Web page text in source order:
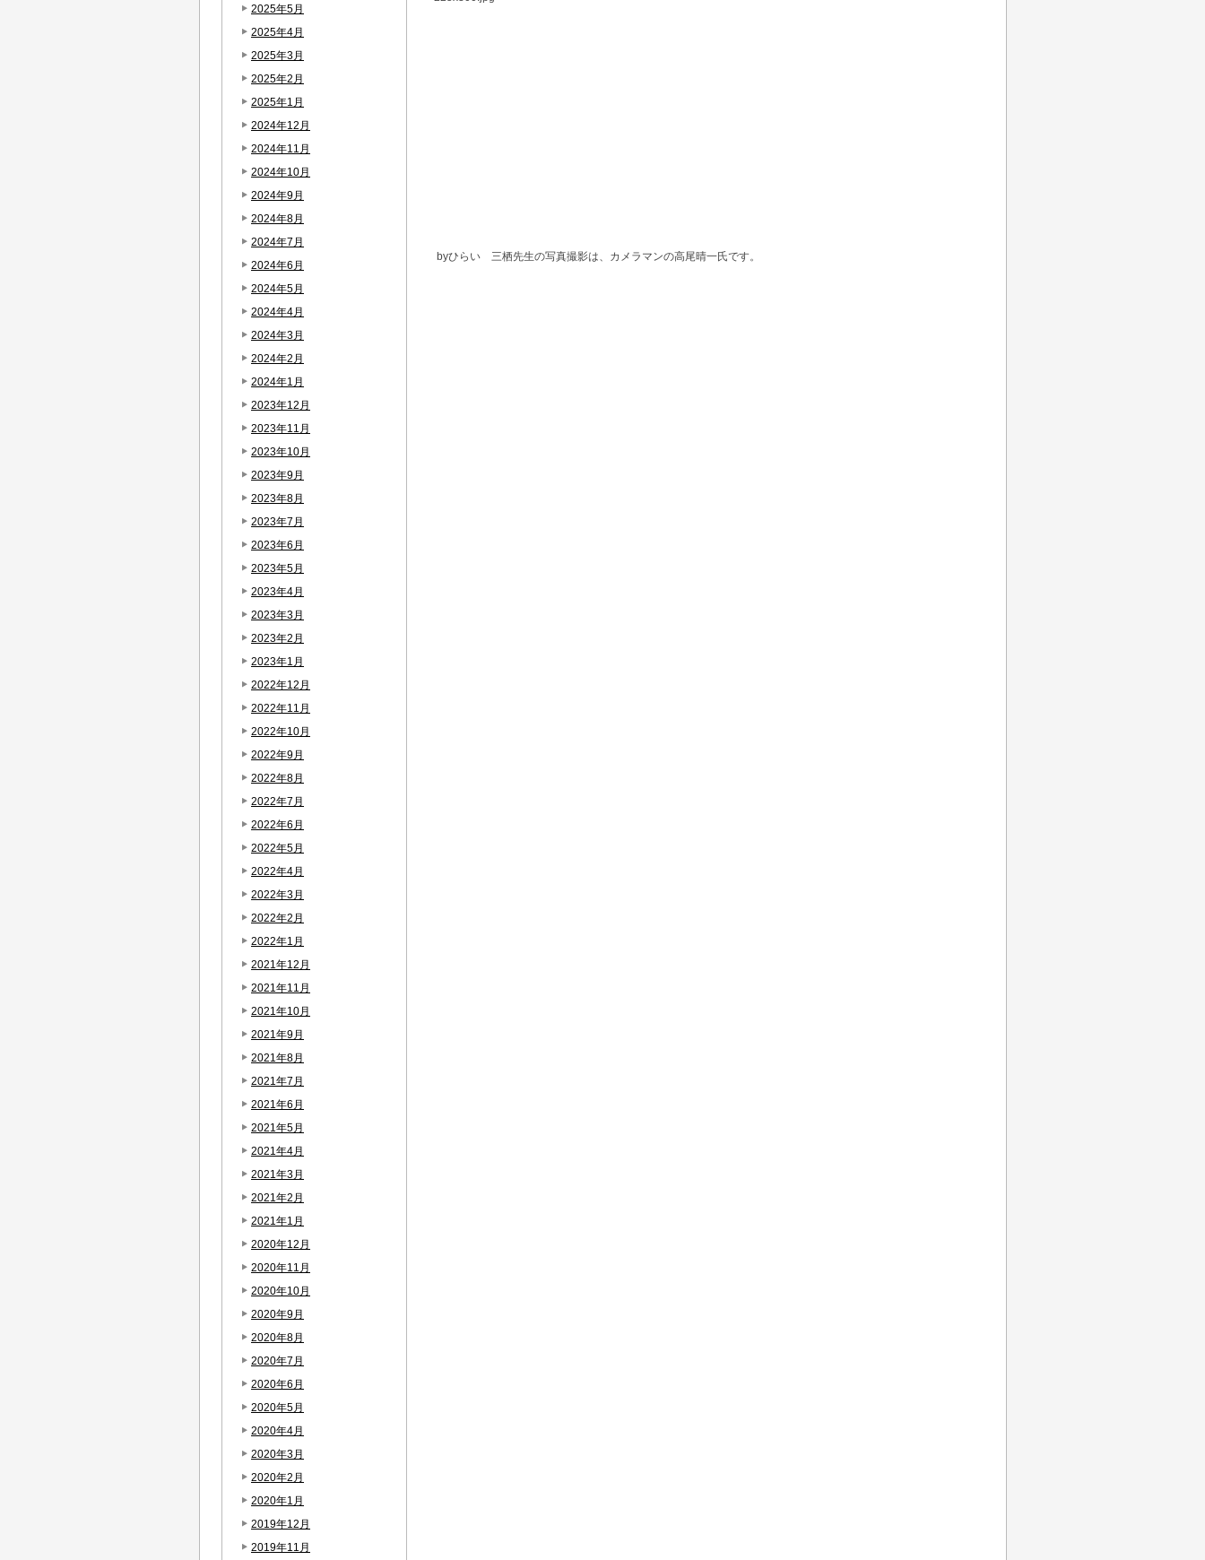
2025年5月
2025年4月
2025年3月
2025年2月
2025年1月
2024年12月
2024年11月
2024年10月
2024年9月
2024年8月
2024年7月
2024年6月
2024年5月
2024年4月
2024年3月
2024年2月
2024年1月
2023年12月
2023年11月
2023年10月
2023年9月
2023年8月
2023年7月
2023年6月
2023年5月
2023年4月
2023年3月
2023年2月
2023年1月
2022年12月
2022年11月
2022年10月
2022年9月
2022年8月
2022年7月
2022年6月
2022年5月
2022年4月
2022年3月
2022年2月
2022年1月
2021年12月
2021年11月
2021年10月
2021年9月
2021年8月
2021年7月
2021年6月
2021年5月
2021年4月
2021年3月
2021年2月
2021年1月
2020年12月
2020年11月
2020年10月
2020年9月
2020年8月
2020年7月
2020年6月
2020年5月
2020年4月
2020年3月
2020年2月
2020年1月
2019年12月
2019年11月
byひらい 三栖先生の写真撮影は、カメラマンの高尾晴一氏です。